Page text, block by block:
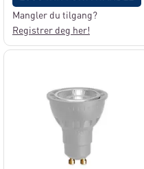
Mangler du tilgang?
Registrer deg her!